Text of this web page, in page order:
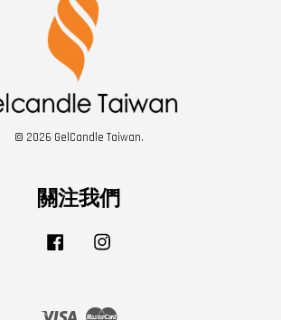
© 2026 GelCandle Taiwan.
關注我們
Facebook
Visa Master